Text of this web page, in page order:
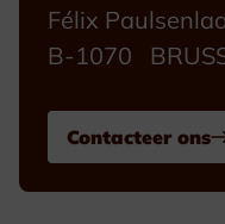
Félix
B-1070
Contacteer ons